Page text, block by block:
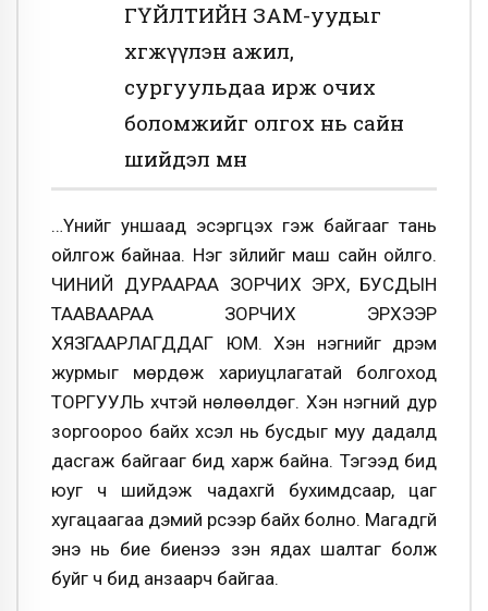
ГҮЙЛТИЙН ЗАМ-уудыг
хѳгжүүлэн ажил,
сургуульдаа ирж очих
боломжийг олгох нь сайн
шийдэл мѳн
…Үүнийг уншаад эсэргүүцэх гэж байгааг тань
ойлгож байнаа. Нэг зүйлийг маш сайн ойлго.
ЧИНИЙ ДУРААРАА ЗОРЧИХ ЭРХ, БУСДЫН
ТААВААРАА ЗОРЧИХ ЭРХЭЭР
ХЯЗГААРЛАГДДАГ ЮМ. Хэн нэгнийг дүрэм
журмыг мѳрдѳж хариуцлагатай болгоход
ТОРГУУЛЬ хүчтэй нѳлѳѳлдѳг. Хэн нэгний дур
зоргоороо байх хүсэл нь бусдыг муу дадалд
дасгаж байгааг бид харж байна. Тэгээд бид
юуг ч шийдэж чадахгүй бухимдсаар, цаг
хугацаагаа дэмий үрсээр байх болно. Магадгүй
энэ нь бие биенээ үзэн ядах шалтаг болж
буйг ч бид анзаарч байгаа.